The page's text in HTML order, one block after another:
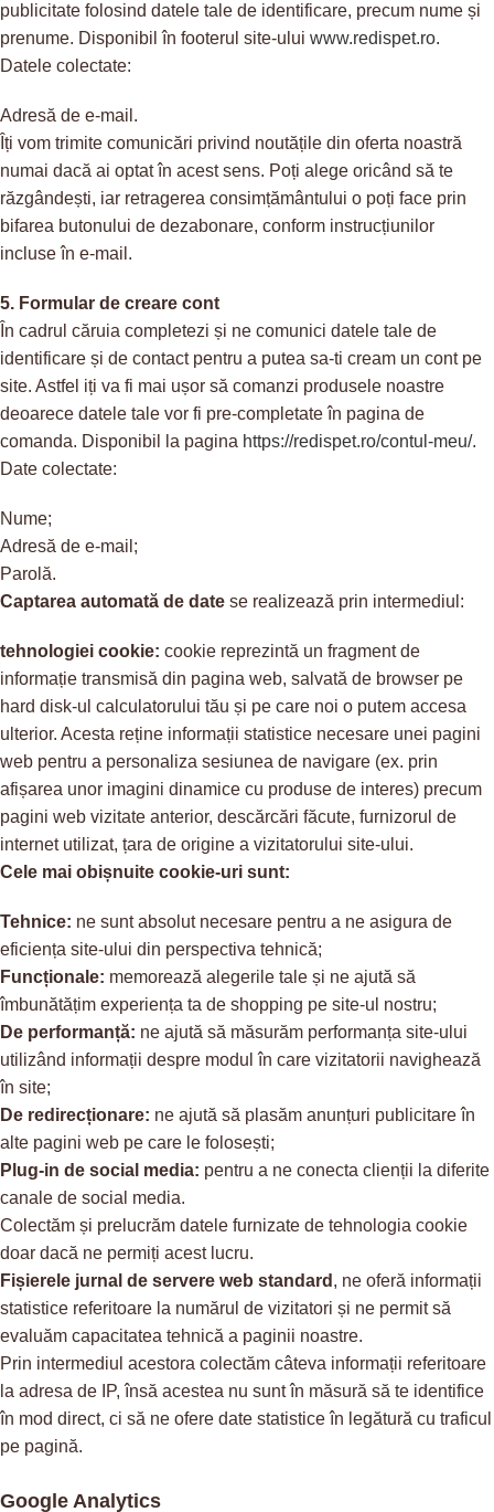
publicitate folosind datele tale de identificare, precum nume și
prenume. Disponibil în footerul site-ului www.redispet.ro.
Datele colectate:
Adresă de e-mail.
Îți vom trimite comunicări privind noutățile din oferta noastră
numai dacă ai optat în acest sens. Poți alege oricând să te
răzgândești, iar retragerea consimțământului o poți face prin
bifarea butonului de dezabonare, conform instrucțiunilor
incluse în e-mail.
5. Formular de creare cont
În cadrul căruia completezi și ne comunici datele tale de
identificare și de contact pentru a putea sa-ti cream un cont pe
site. Astfel iți va fi mai ușor să comanzi produsele noastre
deoarece datele tale vor fi pre-completate în pagina de
comanda. Disponibil la pagina https://redispet.ro/contul-meu/.
Date colectate:
Nume;
Adresă de e-mail;
Parolă.
Captarea automată de date se realizează prin intermediul:
tehnologiei cookie: cookie reprezintă un fragment de
informație transmisă din pagina web, salvată de browser pe
hard disk-ul calculatorului tău și pe care noi o putem accesa
ulterior. Acesta reține informații statistice necesare unei pagini
web pentru a personaliza sesiunea de navigare (ex. prin
afișarea unor imagini dinamice cu produse de interes) precum
pagini web vizitate anterior, descărcări făcute, furnizorul de
internet utilizat, țara de origine a vizitatorului site-ului.
Cele mai obișnuite cookie-uri sunt:
Tehnice: ne sunt absolut necesare pentru a ne asigura de
eficiența site-ului din perspectiva tehnică;
Funcționale: memorează alegerile tale și ne ajută să
îmbunătățim experiența ta de shopping pe site-ul nostru;
De performanță: ne ajută să măsurăm performanța site-ului
utilizând informații despre modul în care vizitatorii navighează
în site;
De redirecționare: ne ajută să plasăm anunțuri publicitare în
alte pagini web pe care le folosești;
Plug-in de social media: pentru a ne conecta clienții la diferite
canale de social media.
Colectăm și prelucrăm datele furnizate de tehnologia cookie
doar dacă ne permiți acest lucru.
Fișierele jurnal de servere web standard , ne oferă informații
statistice referitoare la numărul de vizitatori și ne permit să
evaluăm capacitatea tehnică a paginii noastre.
Prin intermediul acestora colectăm câteva informații referitoare
la adresa de IP, însă acestea nu sunt în măsură să te identifice
în mod direct, ci să ne ofere date statistice în legătură cu traficul
pe pagină.
Google Analytics